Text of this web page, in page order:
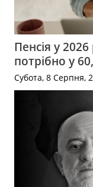
Пенсія у
потрібно у
Субота, 8 Серпня,